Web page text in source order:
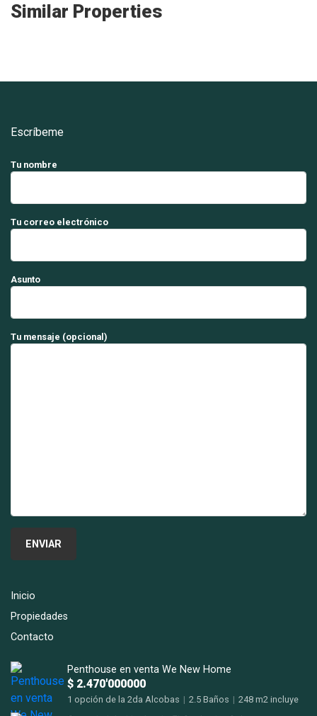
Similar Properties
Escríbeme
Tu nombre
Tu correo electrónico
Asunto
Tu mensaje (opcional)
Inicio
Propiedades
Contacto
Penthouse en venta We New Home
$ 2.470'000000
1 opción de la 2da Alcobas | 2.5 Baños | 248 m2 incluye